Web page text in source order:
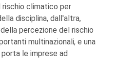
climatico per
disciplina, dall'altra,
percezione del rischio
multinazionali, e una
le imprese ad